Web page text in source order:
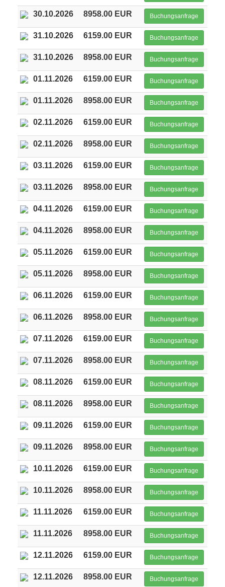
30.10.2026 8958.00 EUR Buchungsanfrage
31.10.2026 6159.00 EUR Buchungsanfrage
31.10.2026 8958.00 EUR Buchungsanfrage
01.11.2026 6159.00 EUR Buchungsanfrage
01.11.2026 8958.00 EUR Buchungsanfrage
02.11.2026 6159.00 EUR Buchungsanfrage
02.11.2026 8958.00 EUR Buchungsanfrage
03.11.2026 6159.00 EUR Buchungsanfrage
03.11.2026 8958.00 EUR Buchungsanfrage
04.11.2026 6159.00 EUR Buchungsanfrage
04.11.2026 8958.00 EUR Buchungsanfrage
05.11.2026 6159.00 EUR Buchungsanfrage
05.11.2026 8958.00 EUR Buchungsanfrage
06.11.2026 6159.00 EUR Buchungsanfrage
06.11.2026 8958.00 EUR Buchungsanfrage
07.11.2026 6159.00 EUR Buchungsanfrage
07.11.2026 8958.00 EUR Buchungsanfrage
08.11.2026 6159.00 EUR Buchungsanfrage
08.11.2026 8958.00 EUR Buchungsanfrage
09.11.2026 6159.00 EUR Buchungsanfrage
09.11.2026 8958.00 EUR Buchungsanfrage
10.11.2026 6159.00 EUR Buchungsanfrage
10.11.2026 8958.00 EUR Buchungsanfrage
11.11.2026 6159.00 EUR Buchungsanfrage
11.11.2026 8958.00 EUR Buchungsanfrage
12.11.2026 6159.00 EUR Buchungsanfrage
12.11.2026 8958.00 EUR Buchungsanfrage